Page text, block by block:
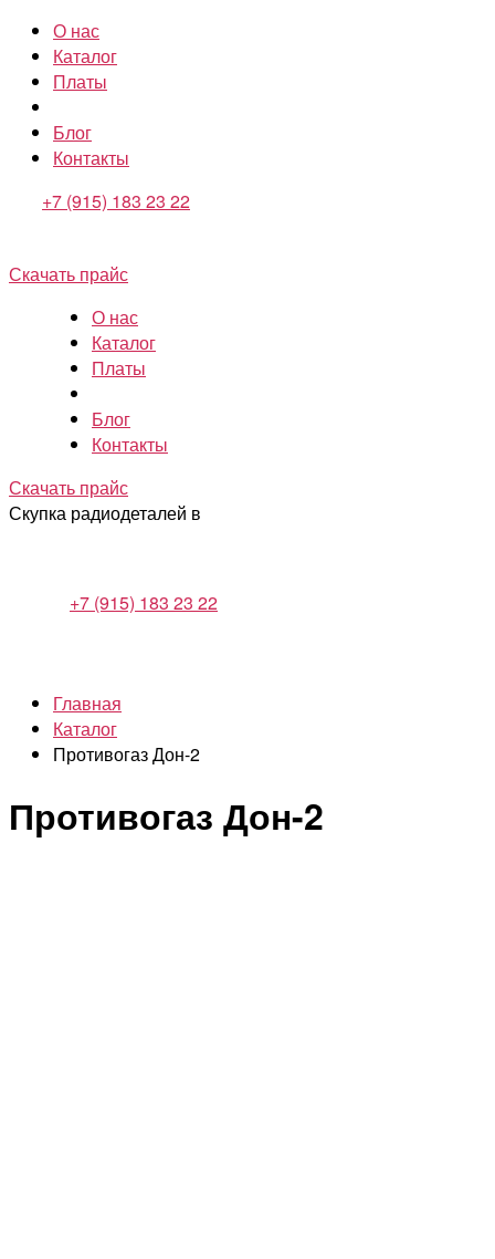
О нас
Каталог
Платы
Блог
Контакты
+7 (915) 183 23 22
Скачать прайс
О нас
Каталог
Платы
Блог
Контакты
Скачать прайс
Скупка радиодеталей в
+7 (915) 183 23 22
Главная
Каталог
Противогаз Дон-2
Противогаз Дон-2